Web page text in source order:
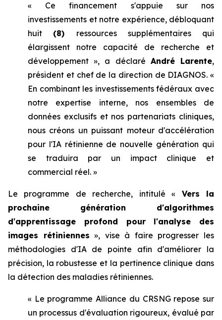
« Ce financement s'appuie sur nos
investissements et notre expérience, débloquant
huit (8) ressources supplémentaires qui
élargissent notre capacité de recherche et
développement », a déclaré André Larente,
président et chef de la direction de DIAGNOS. «
En combinant les investissements fédéraux avec
notre expertise interne, nos ensembles de
données exclusifs et nos partenariats cliniques,
nous créons un puissant moteur d'accélération
pour l'IA rétinienne de nouvelle génération qui
se traduira par un impact clinique et
commercial réel. »
Le programme de recherche, intitulé « Vers la
prochaine génération d'algorithmes
d'apprentissage profond pour l'analyse des
images rétiniennes », vise à faire progresser les
méthodologies d'IA de pointe afin d'améliorer la
précision, la robustesse et la pertinence clinique dans
la détection des maladies rétiniennes.
« Le programme Alliance du CRSNG repose sur
un processus d'évaluation rigoureux, évalué par